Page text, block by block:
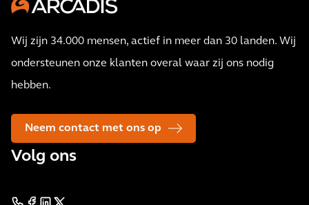
Wij zijn 34.000 mensen, actief in meer dan 30 landen. Wij
ondersteunen onze klanten overal waar zij ons nodig
hebben.
Neem contact met ons op
Volg ons